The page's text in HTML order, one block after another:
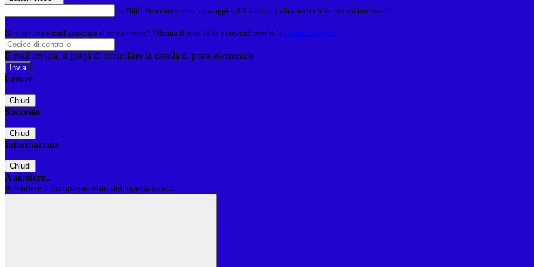
E-mail Verrà inviato un messaggio all'indirizzo indicato con le istruzioni necessarie.
Non hai una e-mail associata al nome utente? Effettua il reset della password tramite la Login Spaggiari
E-mail inviata, si prega di controllare la casella di posta elettronica!
Errore
Chiudi
Successo
Chiudi
Informazione
Chiudi
Attendere...
Attendere il completamento dell'operazione...